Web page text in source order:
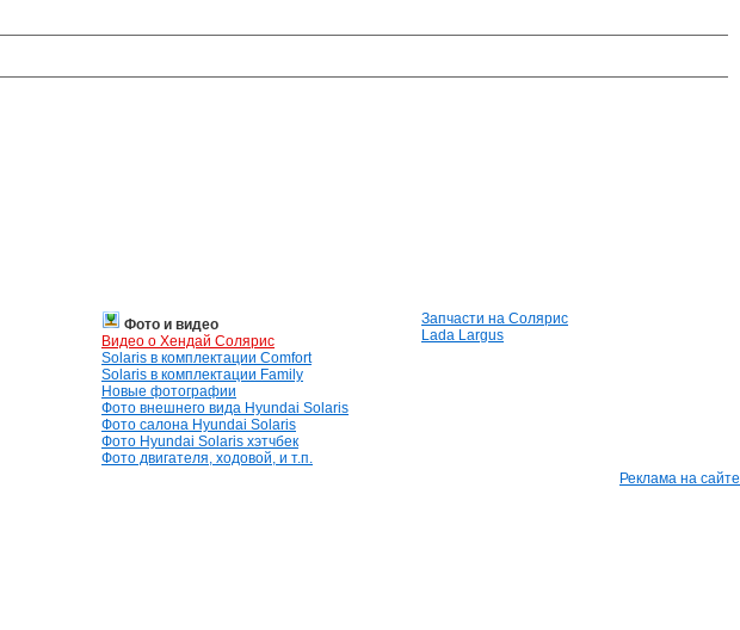
Фото и видео
Видео о Хендай Солярис
Solaris в комплектации Comfort
Solaris в комплектации Family
Новые фотографии
Фото внешнего вида Hyundai Solaris
Фото салона Hyundai Solaris
Фото Hyundai Solaris хэтчбек
Фото двигателя, ходовой, и т.п.
Запчасти на Солярис
Lada Largus
Реклама на сайте